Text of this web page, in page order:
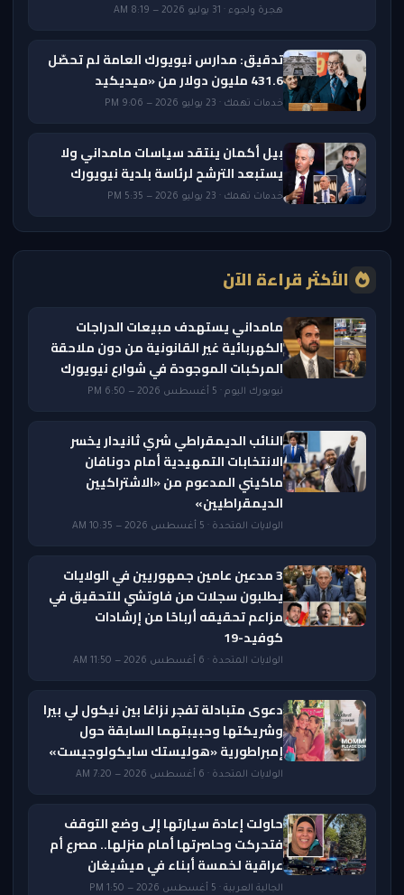
هجرة ولجوء · 31 يوليو 2026 — 8:19 AM
تدقيق: مدارس نيويورك العامة لم تحصّل
431.6 مليون دولار من «ميديكيد
خدمات تهمك · 23 يوليو 2026 — 9:06 PM
بيل أكمان ينتقد سياسات مامداني ولا
يستبعد الترشح لرئاسة بلدية نيويورك
خدمات تهمك · 23 يوليو 2026 — 5:35 PM
الأكثر قراءة الآن
مامداني يستهدف مبيعات الدراجات
الكهربائية غير القانونية من دون ملاحقة
المركبات الموجودة في شوارع نيويورك
نيويورك اليوم · 5 أغسطس 2026 — 6:50 PM
النائب الديمقراطي شري ثانيدار يخسر
الانتخابات التمهيدية أمام دونافان
ماكيني المدعوم من «الاشتراكيين
الديمقراطيين»
الولايات المتحدة · 5 أغسطس 2026 — 10:35 AM
3 مدعين عامين جمهوريين في الولايات
يطلبون سجلات من فاوتشي للتحقيق في
مزاعم تحقيقه أرباحًا من إرشادات
كوفيد-19
الولايات المتحدة · 6 أغسطس 2026 — 11:50 AM
دعوى متبادلة تفجر نزاعًا بين نيكول لي بيرا
وشريكتها وحبيبتهما السابقة حول
إمبراطورية «هوليستك سايكولوجيست»
الولايات المتحدة · 6 أغسطس 2026 — 7:20 AM
حاولت إعادة سيارتها إلى وضع التوقف
فتحركت وحاصرتها أمام منزلها.. مصرع أم
عراقية لخمسة أبناء في ميشيغان
الجالية العربية · 5 أغسطس 2026 — 1:50 PM